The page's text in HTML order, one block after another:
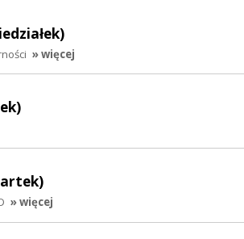
» więcej
» więcej